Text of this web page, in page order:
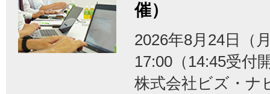
催）
2026年8月24日（
17:00（14:45受付
株式会社ビズ・